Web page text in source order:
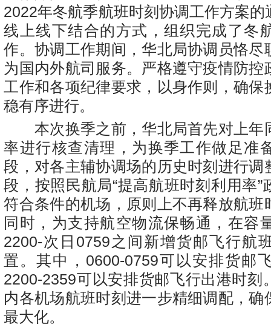
2022年冬航季航班时刻协调工作方案的
线上线下结合的方式，组织完成了冬
作。协调工作期间，华北局协调员恪尽
为国内外航司服务。严格遵守疫情防控
工作和各项纪律要求，以身作则，确保
稳有序进行。
本次换季之前，华北局首先对上年
率进行核查清理，为换季工作做足准
段，对各主辅协调场的历史时刻进行调
段，按照民航局“提高航班时刻利用率”
符合条件的机场，原则上不再释放航班
同时，为支持航空物流保畅通，在容
2200-次日0759之间新增货邮飞行航
置。其中，0600-0759可以安排货邮
2200-2359可以安排货邮飞行出港时刻
内各机场航班时刻进一步精细调配，确
最大化。